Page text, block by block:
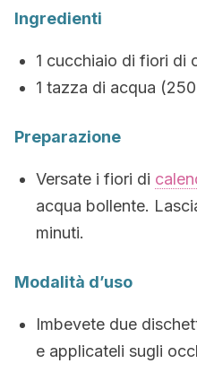
Ingredienti
1 cucchiaio di fiori di
1 tazza di acqua
Preparazione
Versate i fiori di
acqua bollente.
minuti.
Modalità d’uso
Imbevete due
e applicateli sugli